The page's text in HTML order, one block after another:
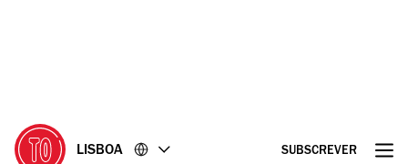
LISBOA SUBSCREVER